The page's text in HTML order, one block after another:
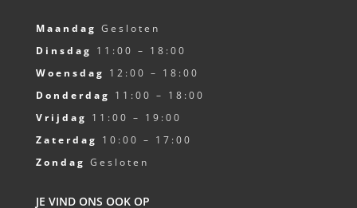
Maandag Gesloten
Dinsdag 11:00 – 18:00
Woensdag 12:00 – 18:00
Donderdag 11:00 – 18:00
Vrijdag 11:00 – 19:00
Zaterdag 10:00 – 17:00
Zondag Gesloten
JE VIND ONS OOK OP